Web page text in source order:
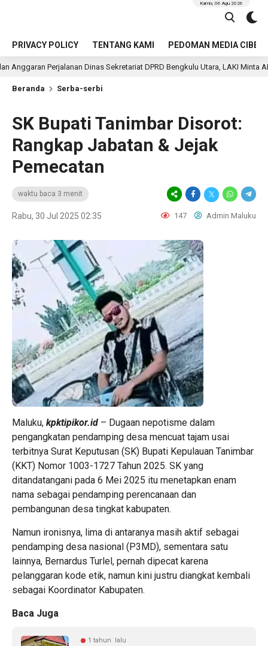
PRIVACY POLICY TENTANG KAMI PEDOMAN MEDIA CIBER
Kamis, 06 Agu 2026
Dinas Sekretariat DPRD Bengkulu Utara, LAKI Minta APH Usut Rantai
Beranda Serba-serbi
SK Bupati Tanimbar Disorot:
Rangkap Jabatan & Jejak
Pemecatan
waktu baca 3 menit
Rabu, 30 Jul 2025 02:35 147 Admin Maluku
Maluku, kpktipikor.id – Dugaan nepotisme dalam
pengangkatan pendamping desa mencuat tajam usai
terbitnya Surat Keputusan (SK) Bupati Kepulauan Tanimbar
(KKT) Nomor 1003-1727 Tahun 2025. SK yang
ditandatangani pada 6 Mei 2025 itu menetapkan enam
nama sebagai pendamping perencanaan dan
pembangunan desa tingkat kabupaten.
Namun ironisnya, lima di antaranya masih aktif sebagai
pendamping desa nasional (P3MD), sementara satu
lainnya, Bernardus Turlel, pernah dipecat karena
pelanggaran kode etik, namun kini justru diangkat kembali
sebagai Koordinator Kabupaten.
Baca Juga
1 tahun lalu